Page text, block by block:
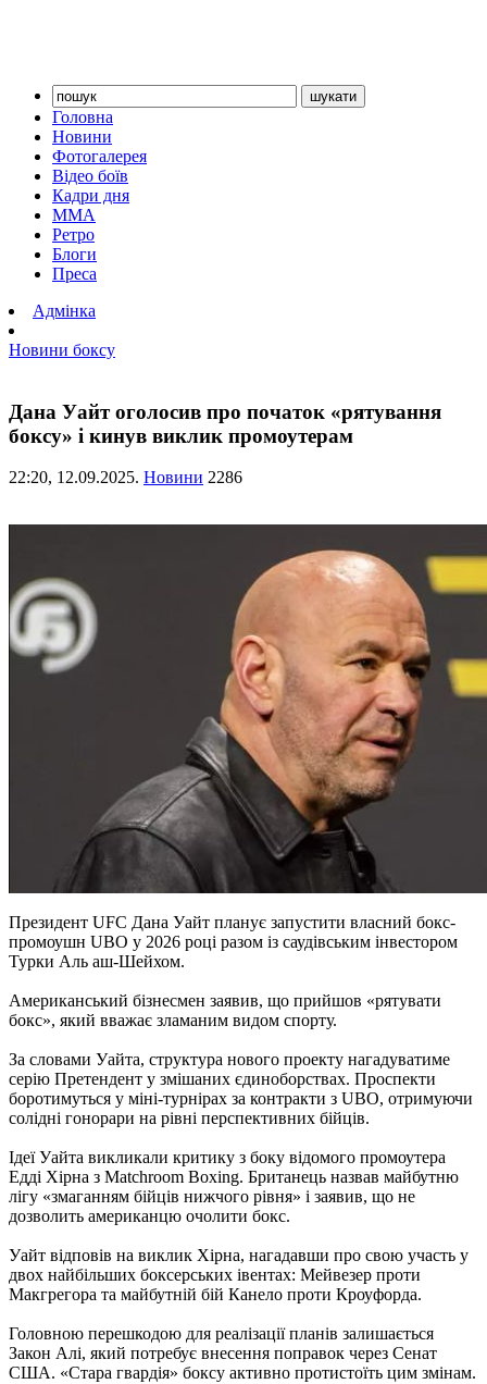
Головна
Новини
Фотогалерея
Відео боїв
Кадри дня
ММА
Ретро
Блоги
Преса
Адмінка
Новини боксу
Дана Уайт оголосив про початок «рятування
боксу» і кинув виклик промоутерам
22:20, 12.09.2025. Новини 2286
Президент UFC Дана Уайт планує запустити власний бокс-
промоушн UBO у 2026 році разом із саудівським інвестором
Турки Аль аш-Шейхом.
Американський бізнесмен заявив, що прийшов «рятувати
бокс», який вважає зламаним видом спорту.
За словами Уайта, структура нового проекту нагадуватиме
серію Претендент у змішаних єдиноборствах. Проспекти
боротимуться у міні-турнірах за контракти з UBO, отримуючи
солідні гонорари на рівні перспективних бійців.
Ідеї Уайта викликали критику з боку відомого промоутера
Едді Хірна з Matchroom Boxing. Британець назвав майбутню
лігу «змаганням бійців нижчого рівня» і заявив, що не
дозволить американцю очолити бокс.
Уайт відповів на виклик Хірна, нагадавши про свою участь у
двох найбільших боксерських івентах: Мейвезер проти
Макгрегора та майбутній бій Канело проти Кроуфорда.
Головною перешкодою для реалізації планів залишається
Закон Алі, який потребує внесення поправок через Сенат
США. «Стара гвардія» боксу активно протистоїть цим змінам.